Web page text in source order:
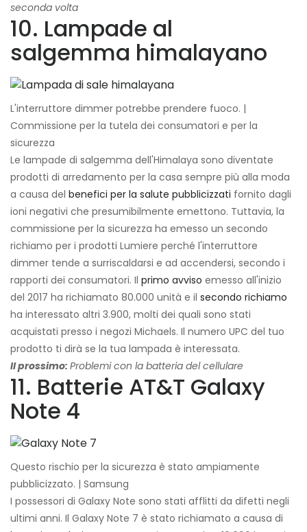
seconda volta
10. Lampade al
salgemma himalayano
L'interruttore dimmer potrebbe prendere fuoco. |
Commissione per la tutela dei consumatori e per la
sicurezza
Le lampade di salgemma dell'Himalaya sono diventate
prodotti di arredamento per la casa sempre più alla moda
a causa del benefici per la salute pubblicizzati fornito dagli
ioni negativi che presumibilmente emettono. Tuttavia, la
commissione per la sicurezza ha emesso un secondo
richiamo per i prodotti Lumiere perché l'interruttore
dimmer tende a surriscaldarsi e ad accendersi, secondo i
rapporti dei consumatori. Il primo avviso emesso all'inizio
del 2017 ha richiamato 80.000 unità e il secondo richiamo
ha interessato altri 3.900, molti dei quali sono stati
acquistati presso i negozi Michaels. Il numero UPC del tuo
prodotto ti dirà se la tua lampada è interessata.
Il prossimo: Problemi con la batteria del cellulare
11. Batterie AT&T Galaxy
Note 4
Questo rischio per la sicurezza è stato ampiamente
pubblicizzato. | Samsung
I possessori di Galaxy Note sono stati afflitti da difetti negli
ultimi anni. Il Galaxy Note 7 è stato richiamato a causa di